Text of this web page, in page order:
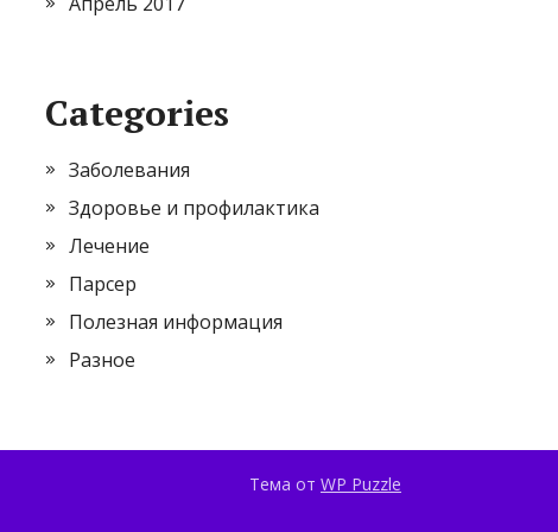
Categories
Заболевания
Здоровье и профилактика
Лечение
Парсер
Полезная информация
Разное
Тема от WP Puzzle